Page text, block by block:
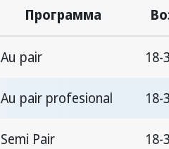
Программа
Au pair 18-
Au pair profesional 18-
Semi Pair 18-